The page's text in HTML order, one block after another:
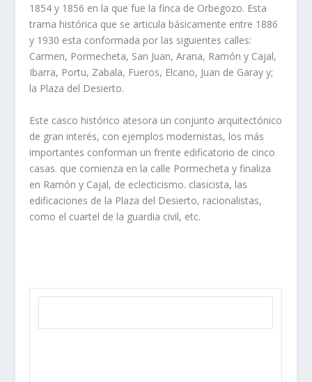
1854 y 1856 en la que fue la finca de Orbegozo. Esta
trama histórica que se articula básicamente entre 1886
y 1930 esta conformada por las siguientes calles:
Carmen, Pormecheta, San Juan, Arana, Ramón y Cajal,
Ibarra, Portu, Zabala, Fueros, Elcano, Juan de Garay y;
la Plaza del Desierto.
Este casco histórico atesora un conjunto arquitectónico
de gran interés, con ejemplos modernistas, los más
importantes conforman un frente edificatorio de cinco
casas. que comienza en la calle Pormecheta y finaliza
en Ramón y Cajal, de eclecticismo. clasicista, las
edificaciones de la Plaza del Desierto, racionalistas,
como el cuartel de la guardia civil, etc.